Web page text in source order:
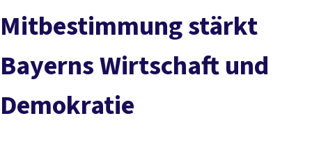
Mitbestimmung stärkt
Bayerns Wirtschaft und
Demokratie